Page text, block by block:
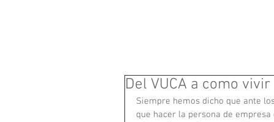
Del VUCA a como vivir
Siempre hemos dicho que ante
que hacer la persona de